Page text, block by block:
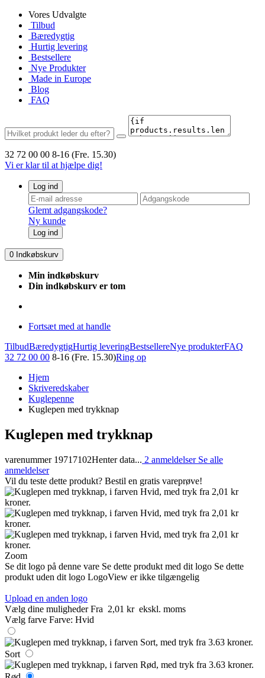
Vores Udvalgte
Tilbud
Bæredygtig
Hurtig levering
Bestsellere
Nye Produkter
Made in Europe
Blog
FAQ
32 72 00 00 8-16 (Fre. 15.30)
Vi er klar til at hjælpe dig!
Log ind
Glemt adgangskode?
Ny kunde
Log ind
0 Indkøbskurv
Min indkøbskurv
Din indkøbskurv er tom
Fortsæt med at handle
TilbudBæredygtigHurtig leveringBestsellereNye produkterFAQ
32 72 00 00 8-16 (Fre. 15.30)Ring op
Hjem
Skriveredskaber
Kuglepenne
Kuglepen med trykknap
Kuglepen med trykknap
varenummer 19717102Henter data... 2 anmeldelser Se alle
anmeldelser
Vil du teste dette produkt? Bestil en gratis vareprøve!
Zoom
Se dit logo på denne vare Se dette produkt med dit logo Se dette
produkt uden dit logo LogoView er ikke tilgængelig
Upload en anden logo
Vælg dine muligheder Fra 2,01 kr ekskl. moms
Vælg farve Farve: Hvid
Sort